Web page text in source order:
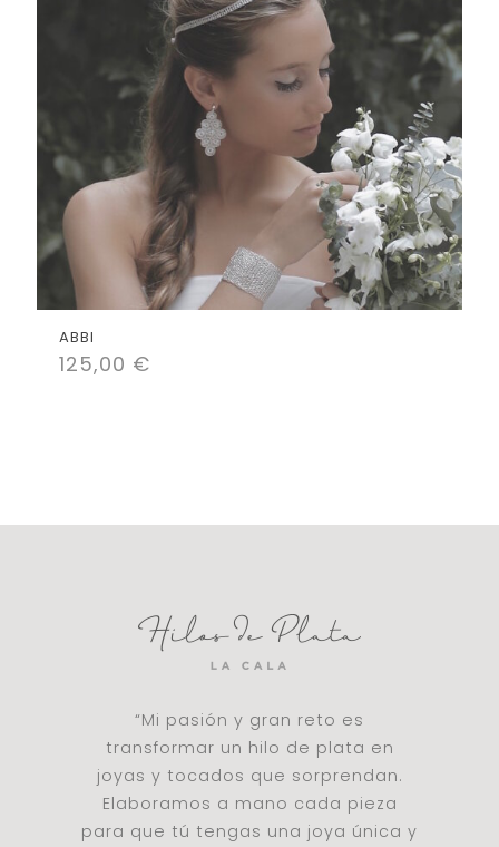
ABBI
125,00 €
“Mi pasión y gran reto es
transformar un hilo de plata en
joyas y tocados que sorprendan.
Elaboramos a mano cada pieza
para que tú tengas una joya única y